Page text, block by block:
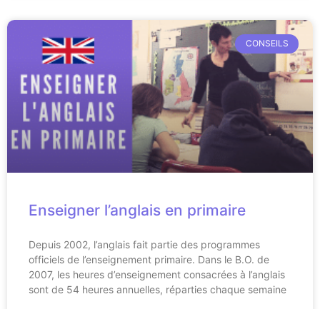
CONSEILS
Enseigner l’anglais en primaire
Depuis 2002, l’anglais fait partie des programmes
officiels de l’enseignement primaire. Dans le B.O. de
2007, les heures d’enseignement consacrées à l’anglais
sont de 54 heures annuelles, réparties chaque semaine